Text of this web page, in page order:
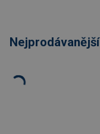
Nejprodávanější